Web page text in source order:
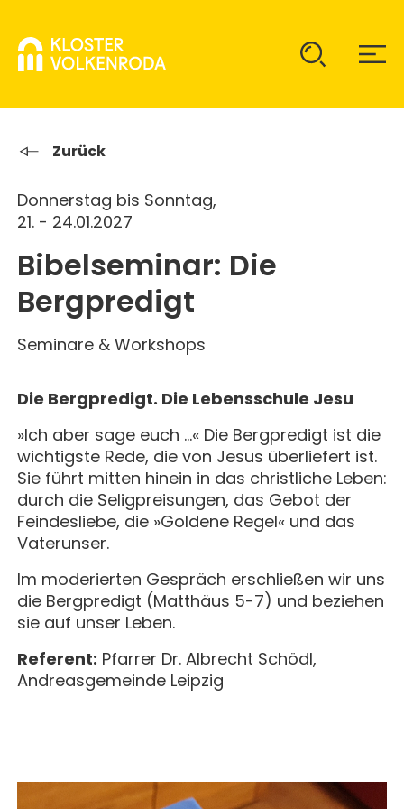
KLOSTER
ÜBER UNS
KOMMUNITÄT
MITLEBEN
GESCHICHTE
GAST SEIN
KLOSTER AUF ZEIT
KINDER UND FAMILIEN
JUGENDGRUPPEN
ERWACHSENENGRUPPEN
UNTERNEHMEN
VERANSTALTUNGEN
KALENDER
GEBET & GOTTESDIENST
KONZERTE & MEHR
SEMINARE
FÜHRUNGEN
ÜBERNACHTEN
BUCHUNG
PREISE
UNTERKUNFT & VERPFLEGUNG
ANREISE
MAGAZIN
ALLE
AKTUELLES
BERICHTE
IMPULSE
PREDIGTEN
MITHELFEN
KLOSTER
MITLEBEN
GAST SEIN
Zurück
Donnerstag bis Sonntag,
21. - 24.01.2027
Bibelseminar: Die
Bergpredigt
Seminare & Workshops
Die Bergpredigt. Die Lebensschule Jesu
»Ich aber sage euch …« Die Bergpredigt ist die
wichtigste Rede, die von Jesus überliefert ist.
Sie führt mitten hinein in das christliche Leben:
durch die Seligpreisungen, das Gebot der
Feindesliebe, die »Goldene Regel« und das
Vaterunser.
Im moderierten Gespräch erschließen wir uns
die Bergpredigt (Matthäus 5-7) und beziehen
sie auf unser Leben.
Referent: Pfarrer Dr. Albrecht Schödl,
Andreasgemeinde Leipzig